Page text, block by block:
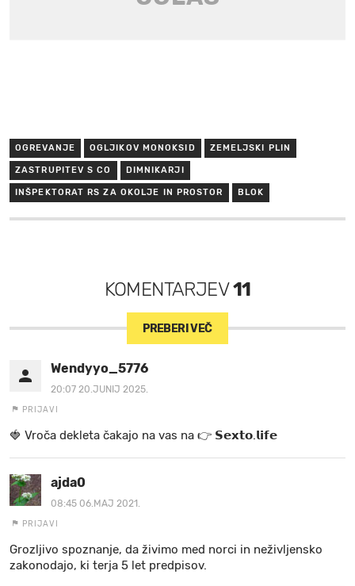
OGREVANJE OGLJIKOV MONOKSID ZEMELJSKI PLIN
ZASTRUPITEV S CO DIMNIKARJI
INŠPEKTORAT RS ZA OKOLJE IN PROSTOR BLOK
KOMENTARJEV11
PREBERI VEČ
Wendyyo_5776
20:07 20.JUNIJ 2025.
PRIJAVI
🍓 V r o č a d e k l e t a ča k a jo na va s n a 👉 𝗦𝗲𝘅𝘁𝗼.𝗹𝗶𝗳𝗲
ajda0
08:45 06.MAJ 2021.
PRIJAVI
Grozljivo spoznanje, da živimo med norci in neživljensko
zakonodajo, ki terja 5 let predpisov.